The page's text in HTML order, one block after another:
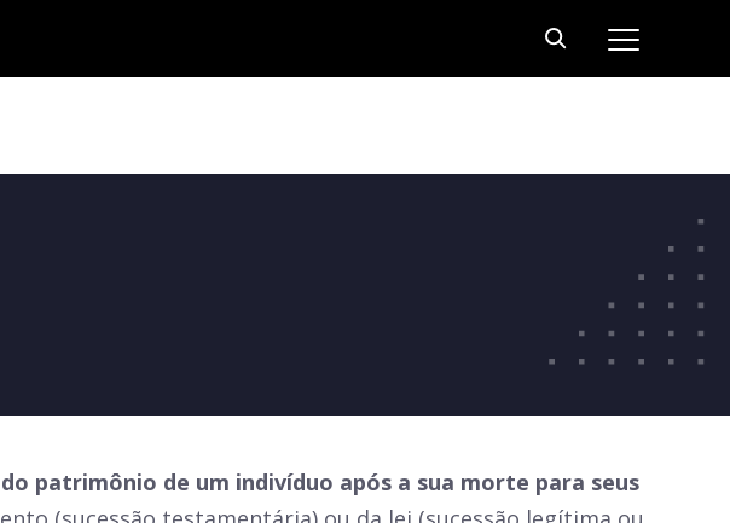
patrimônio de um indivíduo após a sua morte para seus